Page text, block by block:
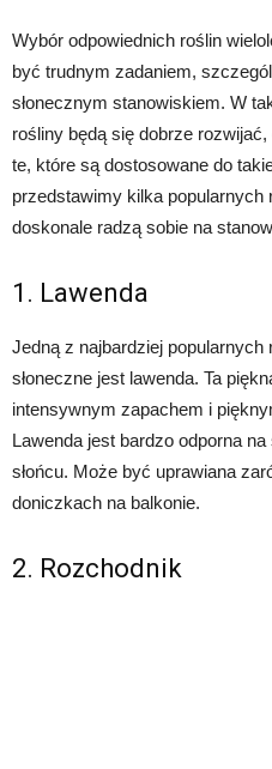
Wybór odpowiednich roślin
być trudnym zadaniem,
słonecznym stanowiskiem. W
rośliny będą się dobrze
te, które są dostosowane do
przedstawimy kilka popularnych
doskonale radzą sobie na
1. Lawenda
Jedną z najbardziej
słoneczne jest lawenda. Ta
intensywnym zapachem i
Lawenda jest bardzo odporna
słońcu. Może być uprawiana
doniczkach na balkonie.
2. Rozchodnik